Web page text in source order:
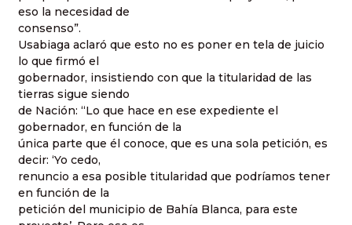
eso la necesidad de
consenso”.
Usabiaga aclaró que esto no es poner en tela de juicio
lo que firmó el
gobernador, insistiendo con que la titularidad de las
tierras sigue siendo
de Nación: “Lo que hace en ese expediente el
gobernador, en función de la
única parte que él conoce, que es una sola petición, es
decir: ‘Yo cedo,
renuncio a esa posible titularidad que podríamos tener
en función de la
petición del municipio de Bahía Blanca, para este